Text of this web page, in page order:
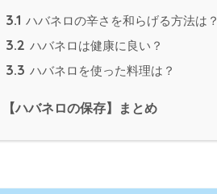
3.1 ハバネロの辛さを和らげる方法は
3.2 ハバネロは健康に良い？
3.3 ハバネロを使った料理は？
【ハバネロの保存】まとめ